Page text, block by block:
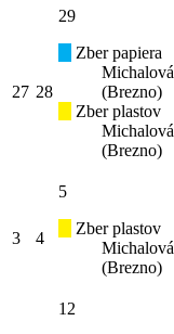
27 28
29
Zber papiera
Michalová
(Brezno)
Zber plastov
Michalová
(Brezno)
3 4
5
Zber plastov
Michalová
(Brezno)
12